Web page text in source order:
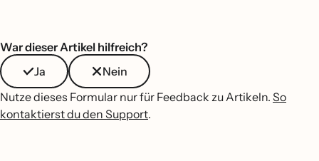
War dieser Artikel hilfreich?
Ja
Nein
Nutze dieses Formular nur für Feedback zu Artikeln. So
kontaktierst du den Support.